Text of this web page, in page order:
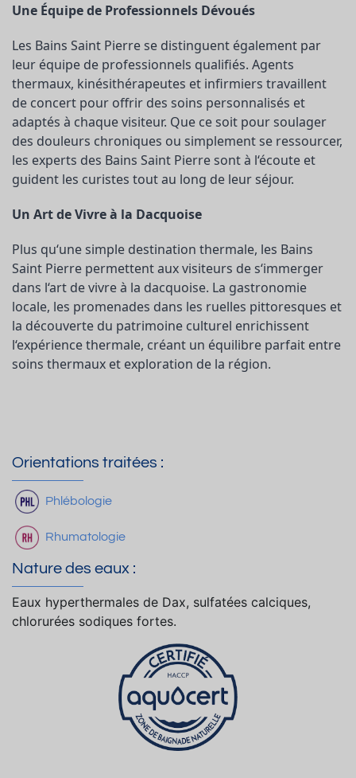
Une Équipe de Professionnels Dévoués
Les Bains Saint Pierre se distinguent également par
leur équipe de professionnels qualifiés. Agents
thermaux, kinésithérapeutes et infirmiers travaillent
de concert pour offrir des soins personnalisés et
adaptés à chaque visiteur. Que ce soit pour soulager
des douleurs chroniques ou simplement se ressourcer,
les experts des Bains Saint Pierre sont à l‘écoute et
guident les curistes tout au long de leur séjour.
Un Art de Vivre à la Dacquoise
Plus qu‘une simple destination thermale, les Bains
Saint Pierre permettent aux visiteurs de s‘immerger
dans l‘art de vivre à la dacquoise. La gastronomie
locale, les promenades dans les ruelles pittoresques et
la découverte du patrimoine culturel enrichissent
l‘expérience thermale, créant un équilibre parfait entre
soins thermaux et exploration de la région.
Orientations traitées :
Phlébologie
Rhumatologie
Nature des eaux :
Eaux hyperthermales de Dax, sulfatées calciques,
chlorurées sodiques fortes.